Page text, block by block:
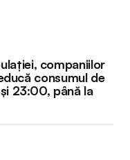
companiilor
consumul de
23:00, până la